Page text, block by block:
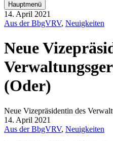
Hauptmenü
14. April 2021
Aus der BbgVRV, Neuigkeiten
Neue
(Oder)
Neue Vizepräsidentin des
14. April 2021
Aus der BbgVRV, Neuigkeiten